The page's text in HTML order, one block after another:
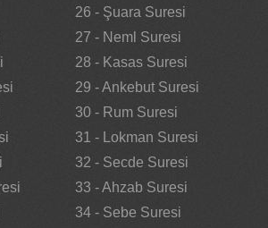
26 - Şuara Suresi
27 - Neml Suresi
28 - Kasas Suresi
29 - Ankebut Suresi
30 - Rum Suresi
31 - Lokman Suresi
32 - Secde Suresi
33 - Ahzab Suresi
34 - Sebe Suresi